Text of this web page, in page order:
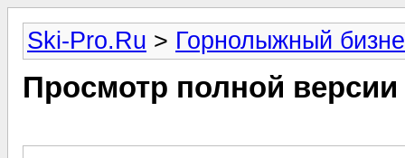
Ski-Pro.Ru > Горнолыжный
Просмотр полной